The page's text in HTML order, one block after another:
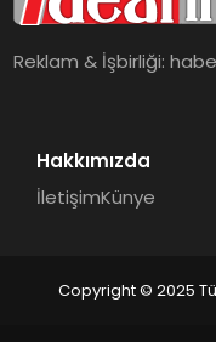
Reklam & İşbirliği:
Hakkımızda
İletişimKünye
Copyright © 2025